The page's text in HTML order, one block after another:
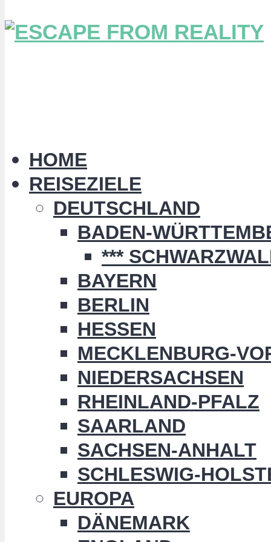
HOME
REISEZIELE
DEUTSCHLAND
BADEN-
***
BAYERN
BERLIN
HESSEN
MECKLENBURG-
NIEDERSACHSEN
RHEINLAND-PFALZ
SAARLAND
SACHSEN-ANHALT
SCHLESWIG-
EUROPA
DÄNEMARK